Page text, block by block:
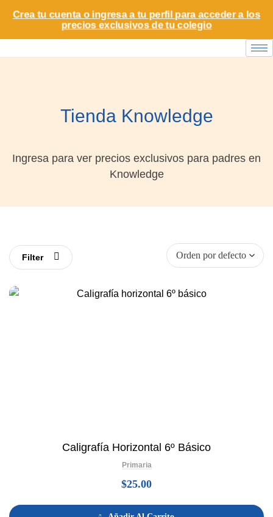
Crea tu cuenta o ingresa a tu perfil para acceder a los
precios exclusivos de tu colegio
Tienda Knowledge
Ingresa para ver precios exclusivos para padres en
Knowledge
Filter
Caligrafía Horizontal 6º Básico
Primaria
$25.00